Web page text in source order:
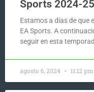
Sports 2024-25
Estamos a días de que
EA Sports. A
seguir en esta
agosto 6, 2024 11:12 pm